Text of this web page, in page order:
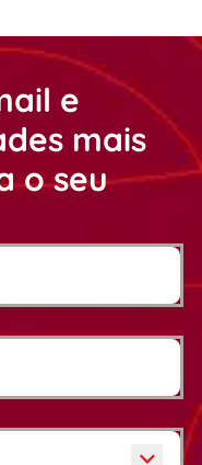
e
mais
o seu